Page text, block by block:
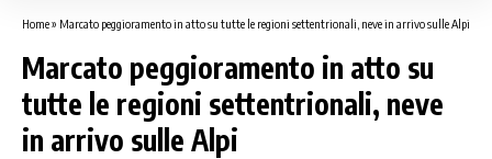
Home» Marcato peggioramento in atto su tutte le regioni settentrionali, neve in arrivo sulle Alpi
Marcato peggioramento in atto su
tutte le regioni settentrionali, neve
in arrivo sulle Alpi